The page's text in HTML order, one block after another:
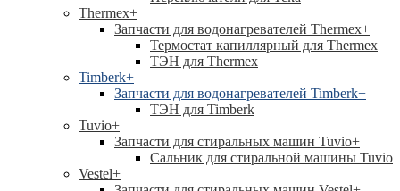
Thermex+
Запчасти для водонагревателей Thermex+
Термостат капиллярный для Thermex
ТЭН для Thermex
Timberk+
Запчасти для водонагревателей Timberk+
ТЭН для Timberk
Tuvio+
Запчасти для стиральных машин Tuvio+
Сальник для стиральной машины Tuvio
Vestel+